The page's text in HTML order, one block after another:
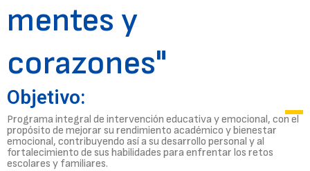
mentes y
corazones"
Objetivo:
Programa integral de intervención educativa y emocional, con el
propósito de mejorar su rendimiento académico y bienestar
emocional, contribuyendo así a su desarrollo personal y al
fortalecimiento de sus habilidades para enfrentar los retos
escolares y familiares.